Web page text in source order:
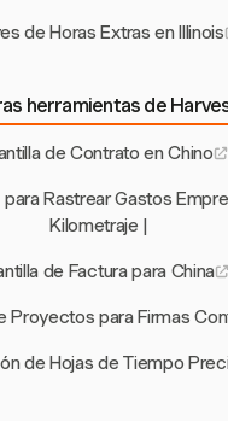
de Horas Extras en Illinois
herramientas de
de Contrato en Chino
Rastrear Gastos
Kilometraje |
de Factura para China
Proyectos para Firmas
de Hojas de Tiempo